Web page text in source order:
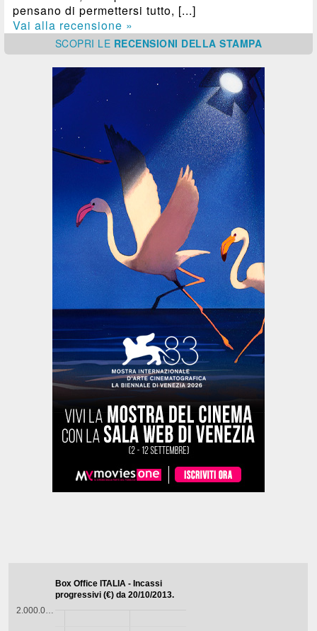
pensano di permettersi tutto, [...]
Vai alla recensione »
SCOPRI LE RECENSIONI DELLA STAMPA